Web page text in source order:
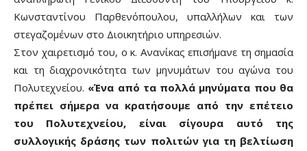
Κωνσταντίνου Παρθενόπουλου, υπαλλήλων και των
στεγαζομένων στο Διοικητήριο υπηρεσιών.
Στον χαιρετισμό του, ο κ. Ανανίκας επισήμανε τη σημασία
και τη διαχρονικότητα των μηνυμάτων του αγώνα του
Πολυτεχνείου. «Ένα από τα πολλά μηνύματα που θα
πρέπει σήμερα να κρατήσουμε από την επέτειο
του Πολυτεχνείου, είναι σίγουρα αυτό της
συλλογικής δράσης των πολιτών για τη βελτίωση